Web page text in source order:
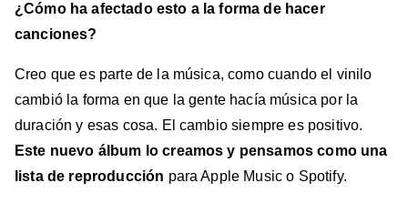
¿Cómo ha afectado esto a la forma de hacer
canciones?
Creo que es parte de la música, como cuando el vinilo
cambió la forma en que la gente hacía música por la
duración y esas cosa. El cambio siempre es positivo.
Este nuevo álbum lo creamos y pensamos como una
lista de reproducción para Apple Music o Spotify.